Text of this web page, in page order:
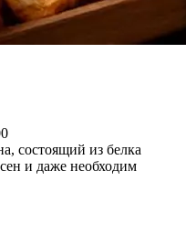
состоящий из белка
и даже необходим